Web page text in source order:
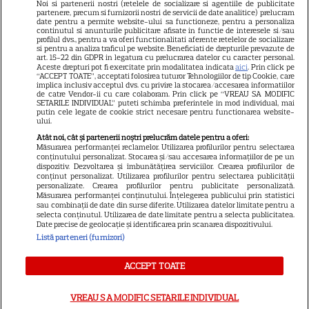
Avantaje
Elle
Unica
Retete practice
URMĂREȘTE-NE PE
Copyright2026Ringier Romania – Toate Drepturile rezervate
Jocurile de noroc sunt interzise minorilor.
Noi si partenerii nostri (retelele de socializare si agentiile de publicitate
partenere, precum si furnizorii nostri de servicii de date analitice) prelucram
date pentru a permite website-ului sa functioneze, pentru a personaliza
continutul si anunturile publicitare afisate in functie de interesele si/sau
profilul dvs., pentru a va oferi functionalitati aferente retelelor de socializare
si pentru a analiza traficul pe website. Beneficiati de drepturile prevazute de
art. 15-22 din GDPR in legatura cu prelucrarea datelor cu caracter personal.
Aceste drepturi pot fi exercitate prin modalitatea indicataaici. Prin click pe
“ACCEPT TOATE”, acceptati folosirea tuturor Tehnologiilor de tip Cookie, care
implica inclusiv acceptul dvs. cu privire la stocarea/accesarea informatiilor
de catre Vendor-ii cu care colaboram. Prin click pe “VREAU SA MODIFIC
SETARILE INDIVIDUAL” puteti schimba preferintele in mod individual, mai
putin cele legate de cookie strict necesare pentru functionarea website-
ului.
Atât noi, cât și partenerii noștri prelucrăm datele pentru a oferi:
Măsurarea performanței reclamelor. Utilizarea profilurilor pentru selectarea
conținutului personalizat. Stocarea și/sau accesarea informațiilor de pe un
dispozitiv. Dezvoltarea și îmbunătățirea serviciilor. Crearea profilurilor de
conținut personalizat. Utilizarea profilurilor pentru selectarea publicității
personalizate. Crearea profilurilor pentru publicitate personalizată.
Măsurarea performanței conținutului. Înțelegerea publicului prin statistici
sau combinații de date din surse diferite. Utilizarea datelor limitate pentru a
selecta conținutul. Utilizarea de date limitate pentru a selecta publicitatea.
Date precise de geolocație și identificarea prin scanarea dispozitivului.
Listă parteneri (furnizori)
ACCEPT TOATE
VREAU SA MODIFIC SETARILE INDIVIDUAL